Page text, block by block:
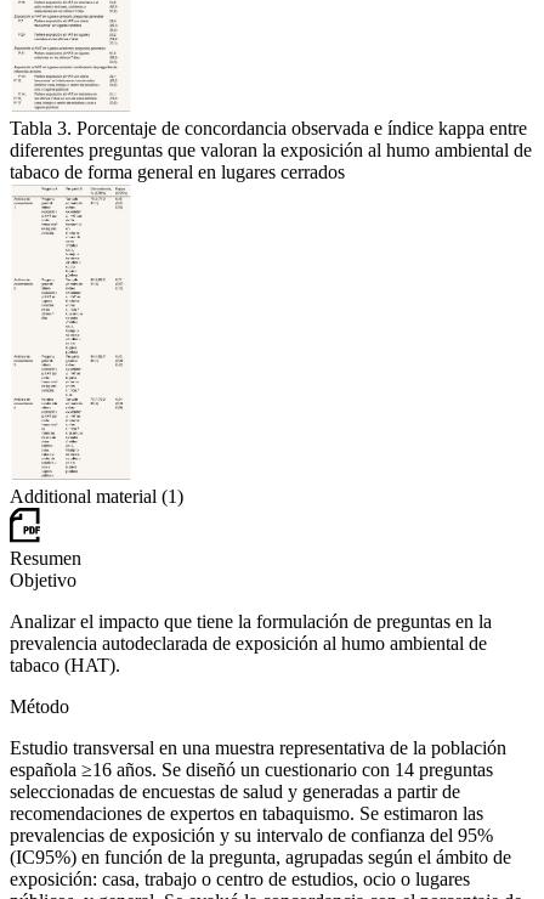
Tabla 3. Porcentaje de concordancia observada e índice kappa entre
diferentes preguntas que valoran la exposición al humo ambiental de
tabaco de forma general en lugares cerrados
Additional material (1)
Resumen
Objetivo
Analizar el impacto que tiene la formulación de preguntas en la
prevalencia autodeclarada de exposición al humo ambiental de
tabaco (HAT).
Método
Estudio transversal en una muestra representativa de la población
española ≥16 años. Se diseñó un cuestionario con 14 preguntas
seleccionadas de encuestas de salud y generadas a partir de
recomendaciones de expertos en tabaquismo. Se estimaron las
prevalencias de exposición y su intervalo de confianza del 95%
(IC95%) en función de la pregunta, agrupadas según el ámbito de
exposición: casa, trabajo o centro de estudios, ocio o lugares